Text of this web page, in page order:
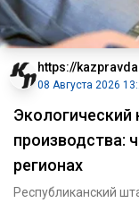
https://
08 Августа 2026
Экологический
производства:
регионах
Республиканский